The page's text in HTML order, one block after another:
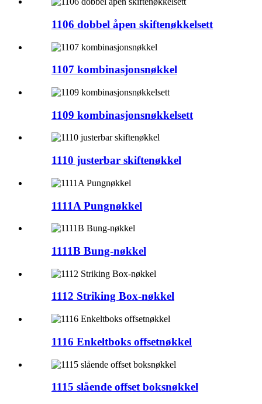
1106 dobbel åpen skiftenøkkelsett
1107 kombinasjonsnøkkel
1109 kombinasjonsnøkkelsett
1110 justerbar skiftenøkkel
1111A Pungnøkkel
1111B Bung-nøkkel
1112 Striking Box-nøkkel
1116 Enkeltboks offsetnøkkel
1115 slående offset boksnøkkel